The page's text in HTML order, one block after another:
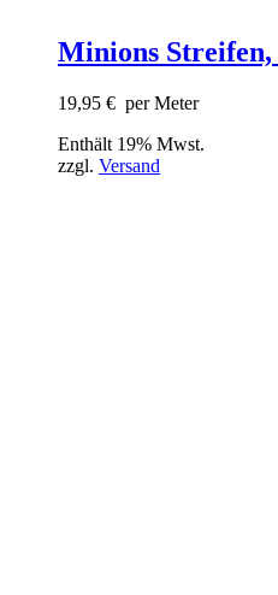
Minions Streifen,
19,95 € per Meter
Enthält 19% Mwst.
zzgl. Versand